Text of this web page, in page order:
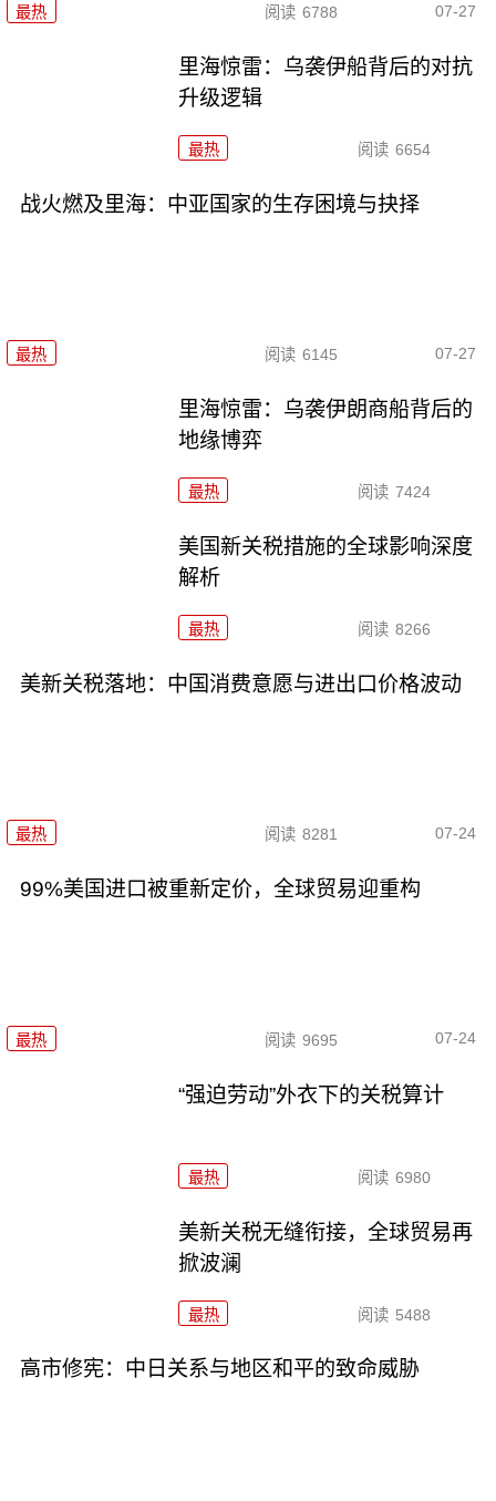
最热 阅读 6788 07-27
里海惊雷：乌袭伊船背后的对抗
升级逻辑
最热 阅读 6654
战火燃及里海：中亚国家的生存困境与抉择
最热 阅读 6145 07-27
里海惊雷：乌袭伊朗商船背后的
地缘博弈
最热 阅读 7424
美国新关税措施的全球影响深度
解析
最热 阅读 8266
美新关税落地：中国消费意愿与进出口价格波动
最热 阅读 8281 07-24
99%美国进口被重新定价，全球贸易迎重构
最热 阅读 9695 07-24
“强迫劳动”外衣下的关税算计
最热 阅读 6980
美新关税无缝衔接，全球贸易再
掀波澜
最热 阅读 5488
高市修宪：中日关系与地区和平的致命威胁